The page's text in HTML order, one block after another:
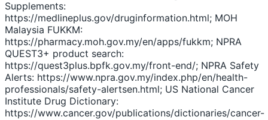
Supplements:
https://medlineplus.gov/druginformation.html; MOH
Malaysia FUKKM:
https://pharmacy.moh.gov.my/en/apps/fukkm; NPRA
QUEST3+ product search:
https://quest3plus.bpfk.gov.my/front-end/; NPRA Safety
Alerts: https://www.npra.gov.my/index.php/en/health-
professionals/safety-alertsen.html; US National Cancer
Institute Drug Dictionary:
https://www.cancer.gov/publications/dictionaries/cancer-